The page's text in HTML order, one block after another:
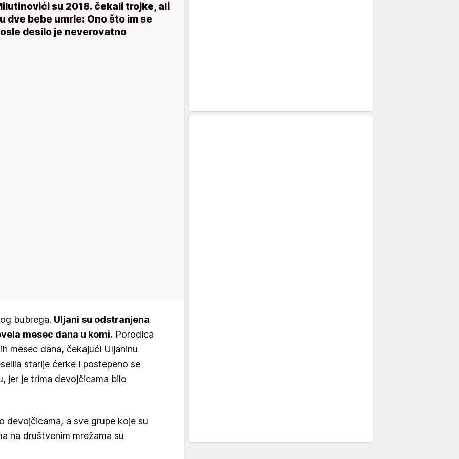
su 2018. čekali trojke, ali
dve bebe umrle: Ono što im se
desilo je neverovatno
bubrega. Uljani su odstranjena
mesec dana u komi. Porodica
mesec dana, čekajući Uljaninu
starije ćerke i postepeno se
jer je trima devojčicama bilo
devojčicama, a sve grupe koje su
na društvenim mrežama su